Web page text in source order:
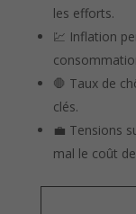
les efforts.
💹 Inflation
🛑 Taux de
clés.
💼 Tensions
mal le coût